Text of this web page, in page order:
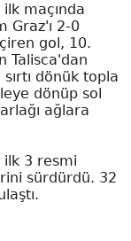
maçında
Graz'ı 2-0
gol, 10.
Talisca'dan
dönük topla
dönüp sol
ağlara
ilk 3 resmi
sürdürdü. 32